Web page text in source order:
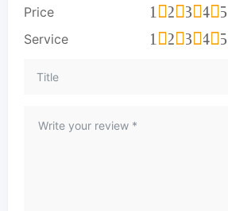
Price 5
4
3
2
1
Service 5
4
3
2
1